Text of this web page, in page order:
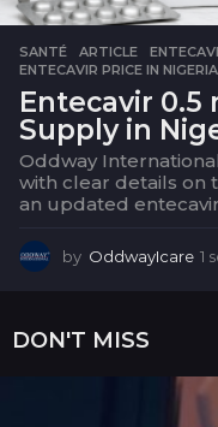
SANTÉ ARTICLE ,
ENTECAVIR PRICE IN NIGERIA
Entecavir 0.5
Supply in
Oddway
with clear details on
an updated
by OddwayIcare 1
DON'T MISS